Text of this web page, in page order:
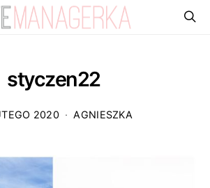
styczen22
2020 AGNIESZKA